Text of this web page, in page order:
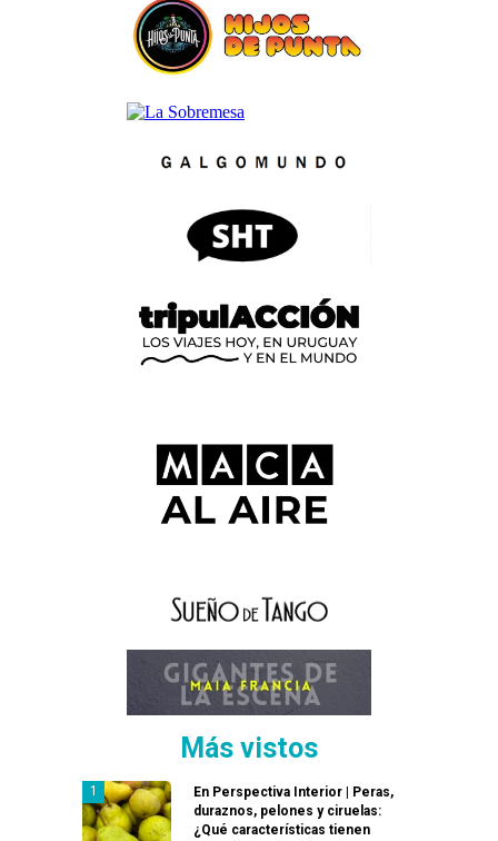
Más vistos
En Perspectiva Interior | Peras,
duraznos, pelones y ciruelas:
¿Qué características tienen